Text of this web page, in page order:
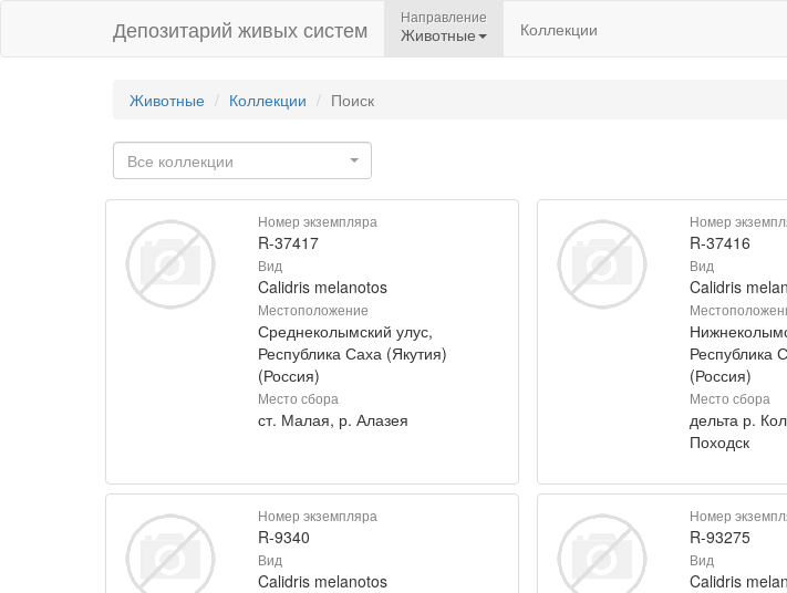
Депозитарий живых систем Направление
Животные Коллекции
Животные Коллекции Поиск
Все коллекции
Номер экземпляра
R-37417
Вид
Calidris melanotos
Местоположение
Среднеколымский улус,
Республика Саха (Якутия)
(Россия)
Место сбора
ст. Малая, р. Алазея
Номер
R-37416
Вид
Calidris
Республика
(Россия)
Место сбора
дельта р.
Походск
Номер экземпляра
R-9340
Вид
Calidris melanotos
Номер
R-93275
Вид
Calidris